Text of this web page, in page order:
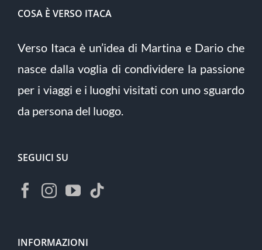
COSA È VERSO ITACA
Verso Itaca è un’idea di Martina e Dario che
nasce dalla voglia di condividere la passione
per i viaggi e i luoghi visitati con uno sguardo
da persona del luogo.
SEGUICI SU
INFORMAZIONI